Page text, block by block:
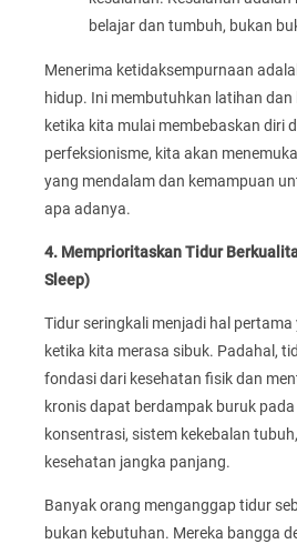
belajar dan tumbuh, bukan
Menerima ketidaksempurnaan
hidup. Ini membutuhkan latihan dan
ketika kita mulai membebaskan diri
perfeksionisme, kita akan
yang mendalam dan kemampuan
apa adanya.
4. Memprioritaskan Tidur
Sleep)
Tidur seringkali menjadi hal
ketika kita merasa sibuk. Padahal,
fondasi dari kesehatan fisik dan
kronis dapat berdampak buruk
konsentrasi, sistem kekebalan
kesehatan jangka panjang.
Banyak orang menganggap tidur
bukan kebutuhan. Mereka bangga